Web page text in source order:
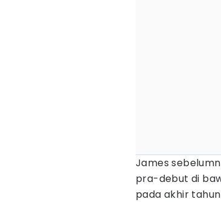
James
pra-debut di
pada akhir